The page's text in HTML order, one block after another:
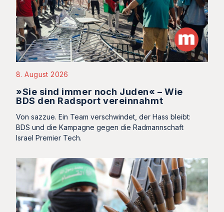
8. August 2026
»Sie sind immer noch Juden« – Wie
BDS den Radsport vereinnahmt
Von sazzue. Ein Team verschwindet, der Hass bleibt:
BDS und die Kampagne gegen die Radmannschaft
Israel Premier Tech.